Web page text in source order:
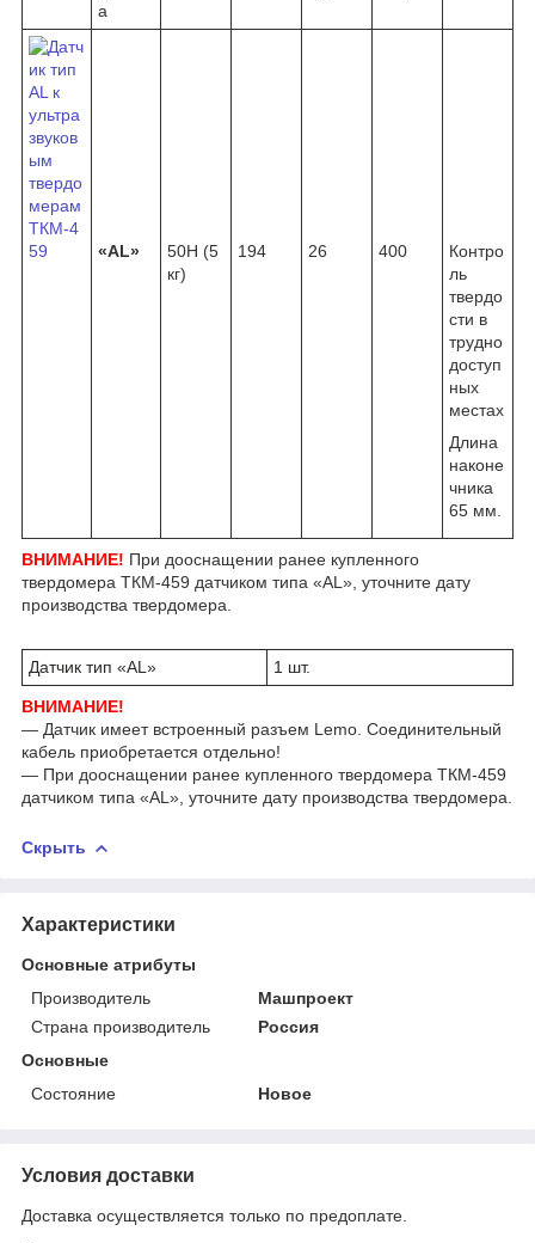
а
«АL»
50Н (5
кг)
194 26 400
Контро
ль
твердо
сти в
трудно
доступ
ных
местах
Длина
наконе
чника
65 мм.
ВНИМАНИЕ! При дооснащении ранее купленного
твердомера ТКМ-459 датчиком типа «АL», уточните дату
производства твердомера.
Датчик тип «AL» 1 шт.
ВНИМАНИЕ!
— Датчик имеет встроенный разъем Lemo. Соединительный
кабель приобретается отдельно!
— При дооснащении ранее купленного твердомера ТКМ-459
датчиком типа «АL», уточните дату производства твердомера.
Скрыть
Характеристики
Основные атрибуты
Производитель
Машпроект
Страна производитель
Россия
Основные
Состояние
Новое
Условия доставки
Доставка осуществляется только по предоплате.